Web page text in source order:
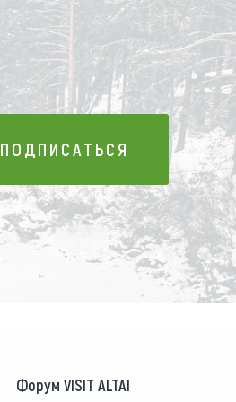
ПОДПИСАТЬСЯ
ПОДПИСАТЬСЯ
Форум VISIT ALTAI